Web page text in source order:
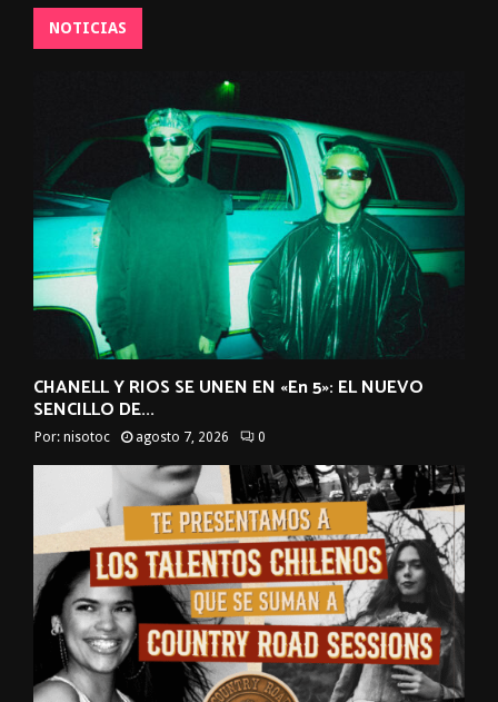
NOTICIAS
CHANELL Y RIOS SE UNEN EN «En 5»: EL NUEVO
SENCILLO DE...
Por: nisotoc agosto 7, 2026 0